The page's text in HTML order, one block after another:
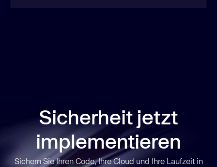
Sicherheit jetzt
implementieren
Sichern Sie Ihren Code, Ihre Cloud und Ihre Laufzeit in